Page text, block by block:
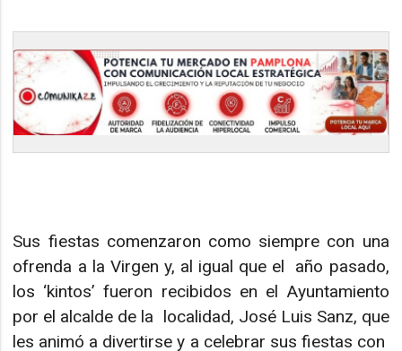
Sus fiestas comenzaron como siempre con una
ofrenda a la Virgen y, al igual que el año pasado,
los ‘kintos’ fueron recibidos en el Ayuntamiento
por el alcalde de la localidad, José Luis Sanz, que
les animó a divertirse y a celebrar sus fiestas con